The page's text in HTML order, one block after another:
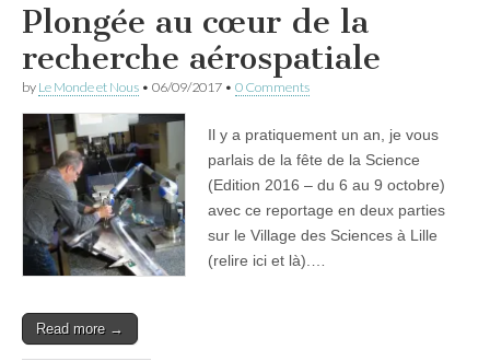
Plongée au cœur de la
recherche aérospatiale
by Le Monde et Nous • 06/09/2017 • 0 Comments
Il y a pratiquement un an, je vous
parlais de la fête de la Science
(Edition 2016 – du 6 au 9 octobre)
avec ce reportage en deux parties
sur le Village des Sciences à Lille
(relire ici et là).…
Read more →